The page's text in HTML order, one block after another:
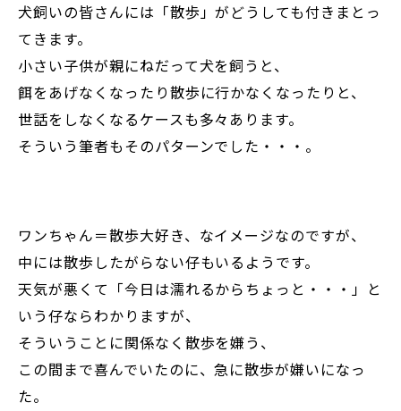
犬飼いの皆さんには「散歩」がどうしても付きまとっ
てきます。
小さい子供が親にねだって犬を飼うと、
餌をあげなくなったり散歩に行かなくなったりと、
世話をしなくなるケースも多々あります。
そういう筆者もそのパターンでした・・・。
ワンちゃん＝散歩大好き、なイメージなのですが、
中には散歩したがらない仔もいるようです。
天気が悪くて「今日は濡れるからちょっと・・・」と
いう仔ならわかりますが、
そういうことに関係なく散歩を嫌う、
この間まで喜んでいたのに、急に散歩が嫌いになっ
た。